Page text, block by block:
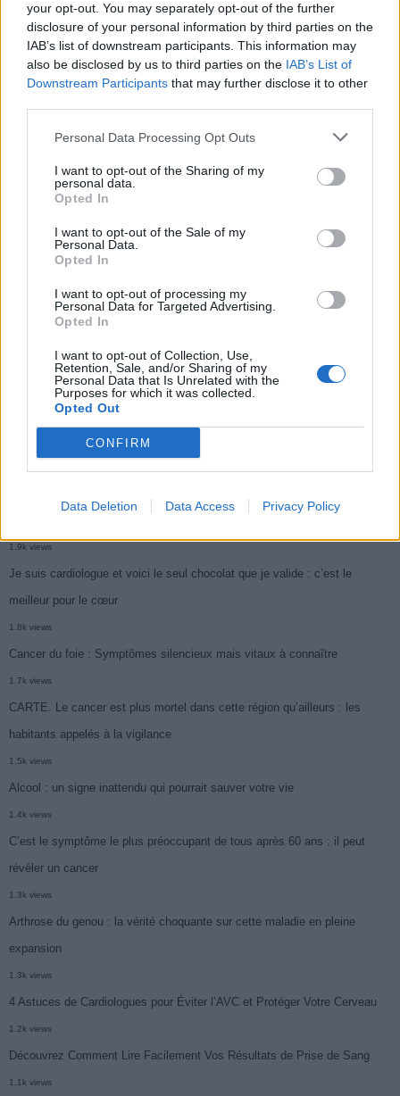
your opt-out. You may separately opt-out of the further
disclosure of your personal information by third parties on the
IAB’s list of downstream participants. This information may
also be disclosed by us to third parties on the IAB’s List of
Downstream Participants that may further disclose it to other
Personal Data Processing Opt Outs
I want to opt-out of the Sharing of my
personal data.
Opted In
I want to opt-out of the Sale of my
Personal Data.
Opted In
I want to opt-out of processing my
Personal Data for Targeted Advertising.
Opted In
I want to opt-out of Collection, Use,
Retention, Sale, and/or Sharing of my
Personal Data that Is Unrelated with the
Purposes for which it was collected.
Opted Out
CONFIRM
Data Deletion Data Access Privacy Policy
News Santé
https://news-sante.fr
ARTICLES CONNEXES PLUS DE L'AUTEUR
Canicule : les conseils
essentiels des
éviter le danger
Populaires
Médicament retiré en urgence pour risques graves et données falsifiées
1.9k views
Je suis cardiologue et voici le seul chocolat que je valide : c’est le
meilleur pour le cœur
1.8k views
Cancer du foie : Symptômes silencieux mais vitaux à connaître
1.7k views
CARTE. Le cancer est plus mortel dans cette région qu’ailleurs : les
habitants appelés à la vigilance
1.5k views
Alcool : un signe inattendu qui pourrait sauver votre vie
1.4k views
C’est le symptôme le plus préoccupant de tous après 60 ans : il peut
révéler un cancer
1.3k views
Arthrose du genou : la vérité choquante sur cette maladie en pleine
expansion
1.3k views
4 Astuces de Cardiologues pour Éviter l’AVC et Protéger Votre Cerveau
1.2k views
Découvrez Comment Lire Facilement Vos Résultats de Prise de Sang
1.1k views